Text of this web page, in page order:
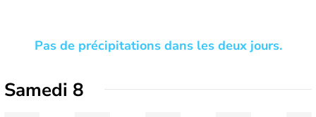
Pas de précipitations dans les deux jours.
Samedi 8